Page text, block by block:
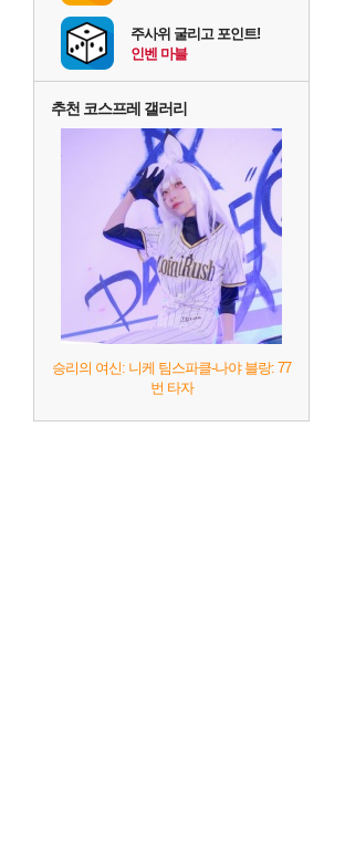
주사위 굴리고 포인트!
인벤 마블
추천 코스프레 갤러리
승리의 여신: 니케 팀스파클-나야 블랑: 77
번 타자